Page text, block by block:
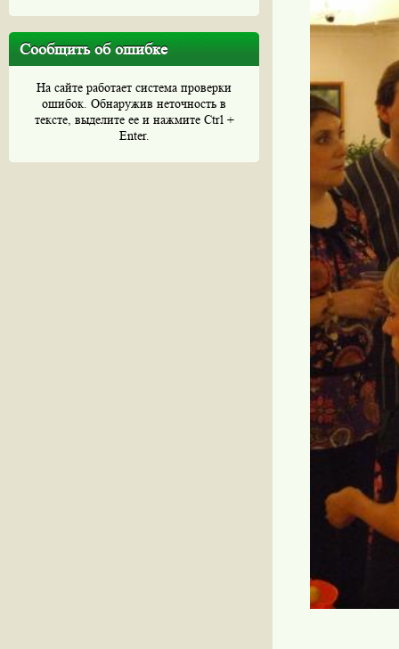
Сообщить об ошибке
На сайте работает система проверки
ошибок. Обнаружив неточность в
тексте, выделите ее и нажмите Ctrl +
Enter.